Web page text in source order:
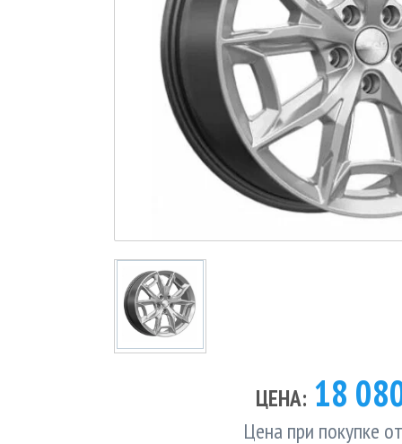
ЦЕНА: 18
Цена при покупке